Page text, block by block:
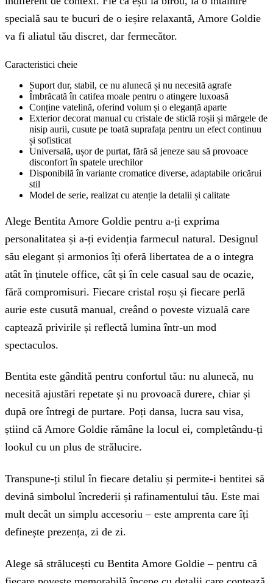
specială sau te bucuri de o ieșire relaxantă, Amore Goldie
va fi aliatul tău discret, dar fermecător.
Caracteristici cheie
Suport dur, stabil, ce nu alunecă și nu necesită agrafe
Îmbrăcată în catifea moale pentru o atingere luxoasă
Conține vatelină, oferind volum și o eleganță aparte
Exterior decorat manual cu cristale de sticlă roșii și mărgele de
nisip aurii, cusute pe toată suprafața pentru un efect continuu
și sofisticat
Universală, ușor de purtat, fără să jeneze sau să provoace
disconfort în spatele urechilor
Disponibilă în variante cromatice diverse, adaptabile oricărui
stil
Model de serie, realizat cu atenție la detalii și calitate
Alege Bentita Amore Goldie pentru a-ți exprima
personalitatea și a-ți evidenția farmecul natural. Designul
său elegant și armonios îți oferă libertatea de a o integra
atât în ținutele office, cât și în cele casual sau de ocazie,
fără compromisuri. Fiecare cristal roșu și fiecare perlă
aurie este cusută manual, creând o poveste vizuală care
captează privirile și reflectă lumina într-un mod
spectaculos.
Bentita este gândită pentru confortul tău: nu alunecă, nu
necesită ajustări repetate și nu provoacă durere, chiar și
după ore întregi de purtare. Poți dansa, lucra sau visa,
știind că Amore Goldie rămâne la locul ei, completându-ți
lookul cu un plus de strălucire.
Transpune-ți stilul în fiecare detaliu și permite-i bentitei să
devină simbolul încrederii și rafinamentului tău. Este mai
mult decât un simplu accesoriu – este amprenta care îți
definește prezența, zi de zi.
Alege să strălucești cu Bentita Amore Goldie – pentru că